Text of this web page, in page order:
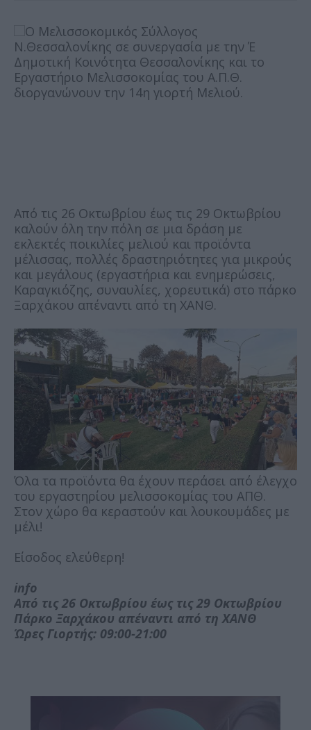
Ο Μελισσοκομικός Σύλλογος
Ν.Θεσσαλονίκης σε συνεργασία με την Έ
Δημοτική Κοινότητα Θεσσαλονίκης και το
Εργαστήριο Μελισσοκομίας του Α.Π.Θ.
διοργανώνουν την 14η γιορτή Μελιού.
Από τις 26 Οκτωβρίου έως τις 29 Οκτωβρίου
καλούν όλη την πόλη σε μια δράση με
εκλεκτές ποικιλίες μελιού και προϊόντα
μέλισσας, πολλές δραστηριότητες για μικρούς
και μεγάλους (εργαστήρια και ενημερώσεις,
Καραγκιόζης, συναυλίες, χορευτικά) στο πάρκο
Ξαρχάκου απέναντι από τη ΧΑΝΘ.
Όλα τα προϊόντα θα έχουν περάσει από έλεγχο
του εργαστηρίου μελισσοκομίας του ΑΠΘ.
Στον χώρο θα κεραστούν και λουκουμάδες με
μέλι!
Είσοδος ελεύθερη!
info
Από τις 26 Οκτωβρίου έως τις 29 Οκτωβρίου
Πάρκο Ξαρχάκου απέναντι από τη ΧΑΝΘ
Ώρες Γιορτής: 09:00-21:00